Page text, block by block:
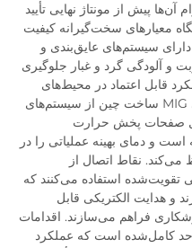
پیش از مونتاژ نهایی تأیید
معیارهای سخت‌گیرانه کیفیت
سیستم‌های عایق‌بندی و
و آلودگی گرد و غبار جلوگیری
قابل اعتماد در محیط‌های
ساخت‌وساز و تولید. دستگاه جوشکاری MIG ساخت چین از سیستم‌های
صفحات پخش حرارت
و دمای بهینه عملیاتی را در
نقاط اتصال از
تقویت‌شده استفاده می‌کنند که
و هدایت الکتریکی قابل
فراهم می‌سازند. اقدامات
کامل‌شده است که عملکرد